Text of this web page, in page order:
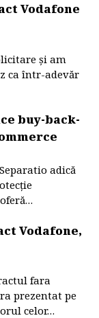
Vodafone
și am
ca într-adevăr
buy-back-
adică
Vodafone,
fara
prezentat pe
celor…